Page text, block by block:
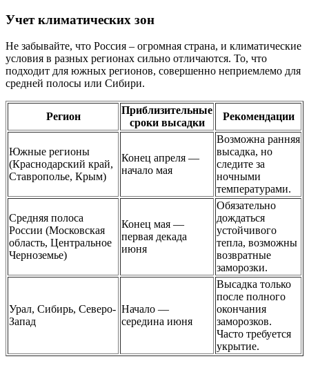
Учет климатических зон
Не забывайте, что Россия – огромная страна, и климатические
условия в разных регионах сильно отличаются. То, что
подходит для южных регионов, совершенно неприемлемо для
средней полосы или Сибири.
Регион
Приблизительные
сроки высадки
Рекомендации
Южные регионы
(Краснодарский край,
Ставрополье, Крым)
Конец апреля —
начало мая
Возможна ранняя
высадка, но
следите за
ночными
температурами.
Средняя полоса
России (Московская
область, Центральное
Черноземье)
Конец мая —
первая декада
июня
Обязательно
дождаться
устойчивого
тепла, возможны
возвратные
заморозки.
Урал, Сибирь, Северо-
Запад
Начало —
середина июня
Высадка только
после полного
окончания
заморозков.
Часто требуется
укрытие.